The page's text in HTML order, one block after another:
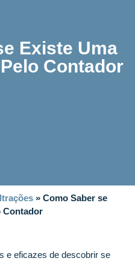
Existe Uma
Contador
» Como Saber se
Contador
e eficazes de descobrir se